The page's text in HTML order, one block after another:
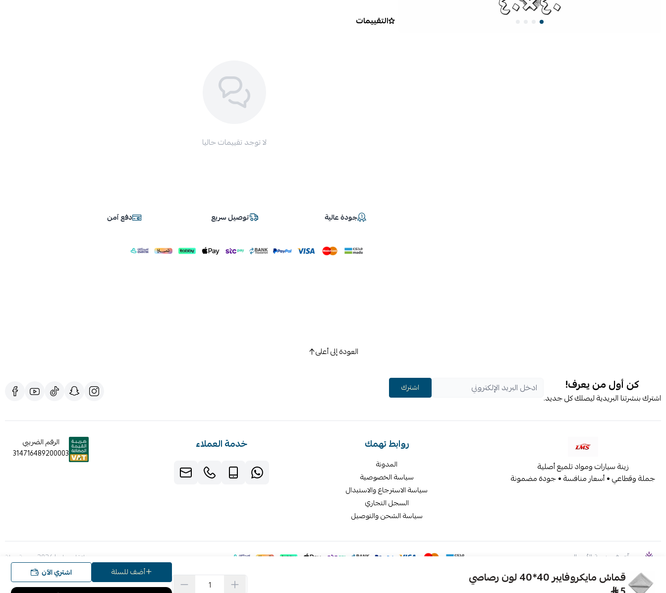
قماش مايكروفايبر 40*40 لون رصاصي أضف للسلة اشتري الآن
التقييمات
لا توجد تقييمات حاليا
جودة عالية توصيل سريع دفع آمن
العودة إلى أعلى
كن أول من يعرف!
اشترك بنشرتنا البريدية ليصلك كل جديد.
اشترك
زينة سيارات ومواد تلميع أصلية
جملة وقطاعي • أسعار منافسة • جودة مضمونة
روابط تهمك
المدونة
سياسة الخصوصية
سياسة الاسترجاع والاستبدال
السجل التجاري
سياسة الشحن والتوصيل
خدمة العملاء
الرقم الضريبي
314716489200003
موثّق في منصة الأعمال صنع بإتقان على | 2026 منصة سلة